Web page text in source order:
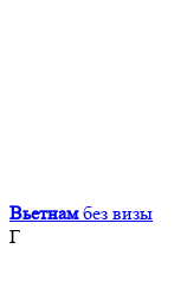
Вьетнам без визы
Г